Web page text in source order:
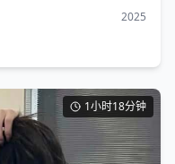
2025
1小时18分钟